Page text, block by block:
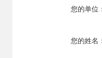
您的单位：
您的姓名：